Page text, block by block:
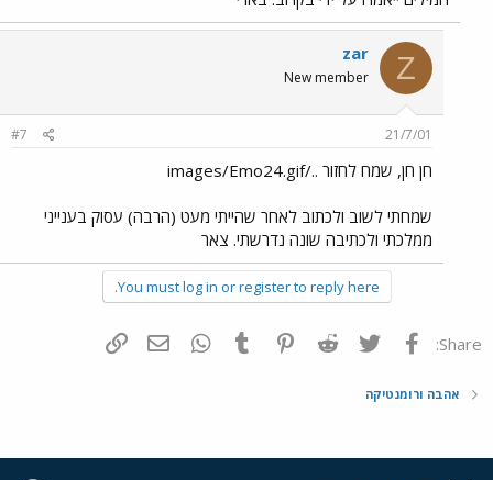
Z
zar
New member
21/7/01
#7
חן חן, שמח לחזור ../images/Emo24.gif
שמחתי לשוב ולכתוב לאחר שהייתי מעט (הרבה) עסוק בענייני
ממלכתי ולכתיבה שונה נדרשתי. צאר
You must log in or register to reply here.
Share: פייסבוק Twitter
Reddit
Pinterest
Tumblr
WhatsAppדואר אלקטרוני
אהבה ורומנטיקה